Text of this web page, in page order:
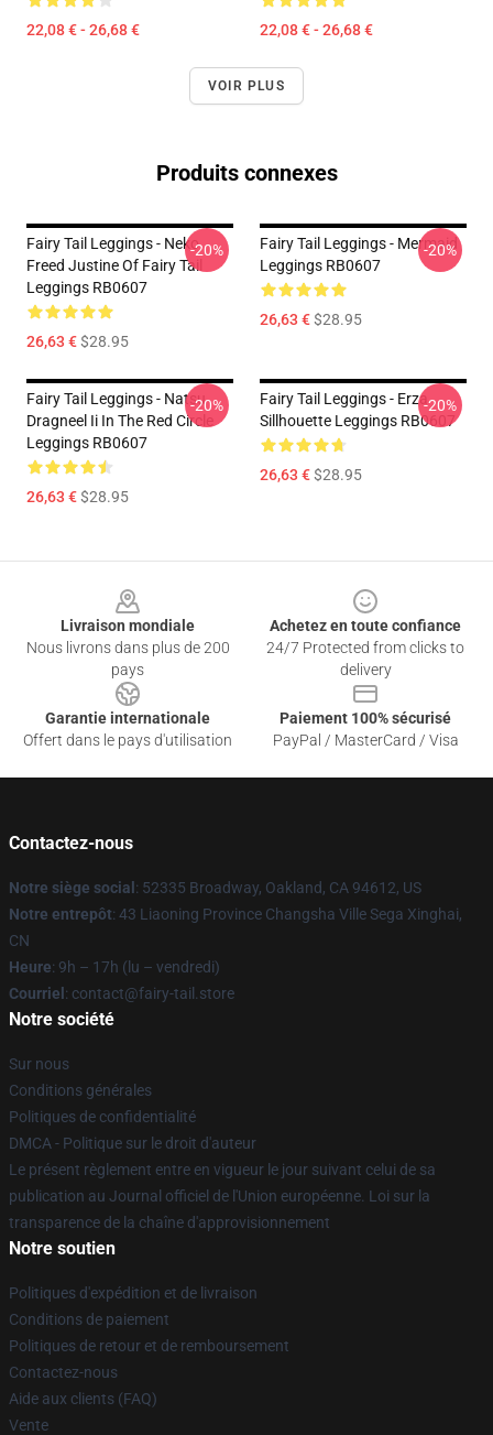
22,08 € - 26,68 € 22,08 € - 26,68 €
VOIR PLUS
Produits connexes
Fairy Tail Leggings - Neko
Freed Justine Of Fairy Tail
Leggings RB0607
26,63 €$28.95
-20%
Fairy Tail Leggings - Mermaid
Leggings RB0607
26,63 €$28.95
-20%
Fairy Tail Leggings - Natsu
Dragneel Ii In The Red Circle
Leggings RB0607
26,63 €$28.95
-20%
Fairy Tail Leggings - Erza
Sillhouette Leggings RB0607
26,63 €$28.95
-20%
Livraison mondiale
Nous livrons dans plus de 200
pays
Achetez en toute confiance
24/7 Protected from clicks to
delivery
Garantie internationale
Offert dans le pays d'utilisation
Paiement 100% sécurisé
PayPal / MasterCard / Visa
Contactez-nous
Notre siège social : 52335 Broadway, Oakland, CA 94612, US
Notre entrepôt: 43 Liaoning Province Changsha Ville Sega Xinghai,
CN
Heure: 9h – 17h (lu – vendredi)
Courriel : contact@fairy-tail.store
Notre société
Sur nous
Conditions générales
Politiques de confidentialité
DMCA - Politique sur le droit d'auteur
Le présent règlement entre en vigueur le jour suivant celui de sa
publication au Journal officiel de l'Union européenne. Loi sur la
transparence de la chaîne d'approvisionnement
Notre soutien
Politiques d'expédition et de livraison
Conditions de paiement
Politiques de retour et de remboursement
Contactez-nous
Aide aux clients (FAQ)
Vente